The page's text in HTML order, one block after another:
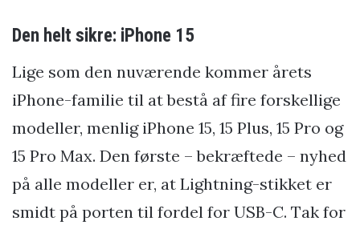
Den helt sikre: iPhone 15
Lige som den nuværende kommer årets
iPhone-familie til at bestå af fire forskellige
modeller, menlig iPhone 15, 15 Plus, 15 Pro og
15 Pro Max. Den første – bekræftede – nyhed
på alle modeller er, at Lightning-stikket er
smidt på porten til fordel for USB-C. Tak for